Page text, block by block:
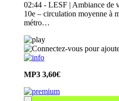
02:44 - LESF | Ambiance de
10e – circulation moyenne à
métro…
MP3 3,60€